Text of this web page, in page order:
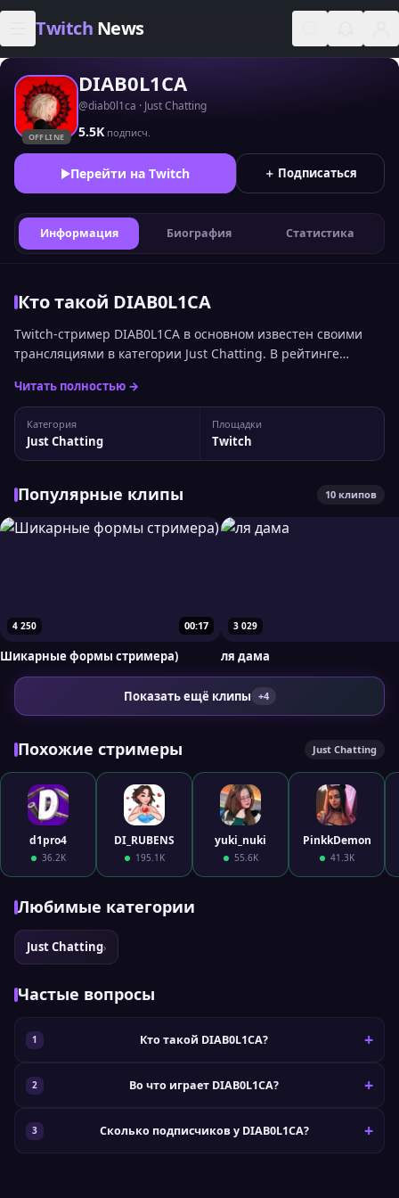
Skip to content
Twitch News
OFFLINE
DIAB0L1CA
@diab0l1ca · Just Chatting
5.5K подписч.
Перейти на Twitch ＋ Подписаться
Информация Биография Статистика
Кто такой DIAB0L1CA
Twitch-стример DIAB0L1CA в основном известен своими
трансляциями в категории Just Chatting. В рейтинге
аудитории канал сейчас занимает 2187 место. Статистика
канала DIAB0L1CA Статистика канала: 5 457 подписчиков,
пиковый онлайн — 180 зрителей. Для более детального
анализа вы можете сравнить DIAB0L1CA с...
Читать полностью →
Категория
Just Chatting
Площадки
Twitch
Популярные клипы 10 клипов
00:17
4 250
Шикарные формы стримера)
3 029
ля дама
Показать ещё клипы +4
Похожие стримеры Just Chatting
d1pro4
36.2K
DI_RUBENS
195.1K
yuki_nuki
55.6K
PinkkDemon
41.3K
Любимые категории
Just Chatting›
Частые вопросы
Кто такой DIAB0L1CA?
Во что играет DIAB0L1CA?
Сколько подписчиков у DIAB0L1CA?